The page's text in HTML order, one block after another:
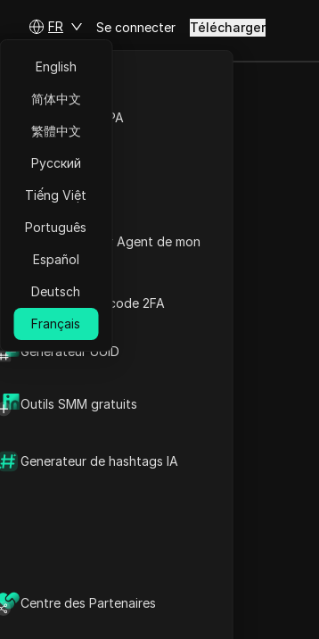
Marché de la RPA
Quel est le User Agent de mon
navigateur
Générateur de code 2FA
Générateur UUID
Outils SMM gratuits
Generateur de hashtags IA
Centre des Partenaires
FR
English
简体中文
繁體中文
Русский
Tiếng Việt
Português
Español
Deutsch
Français
Se connecter Télécharger